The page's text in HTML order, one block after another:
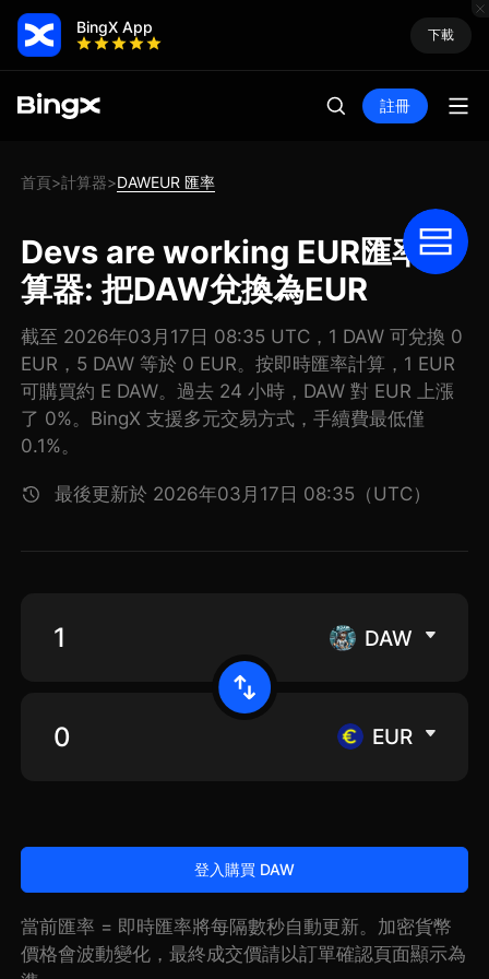
BingX App 下載
註冊
首頁>計算器>DAWEUR 匯率
Devs are working EUR匯率計
算器: 把DAW兌換為EUR
截至 2026年03月17日 08:35 UTC，1 DAW 可兌換 0
EUR，5 DAW 等於 0 EUR。按即時匯率計算，1 EUR
可購買約 E DAW。過去 24 小時，DAW 對 EUR 上漲
了 0%。BingX 支援多元交易方式，手續費最低僅
0.1%。
最後更新於 2026年03月17日 08:35（UTC）
DAW
EUR
登入購買 DAW
當前匯率 = 即時匯率將每隔數秒自動更新。加密貨幣
價格會波動變化，最終成交價請以訂單確認頁面顯示為